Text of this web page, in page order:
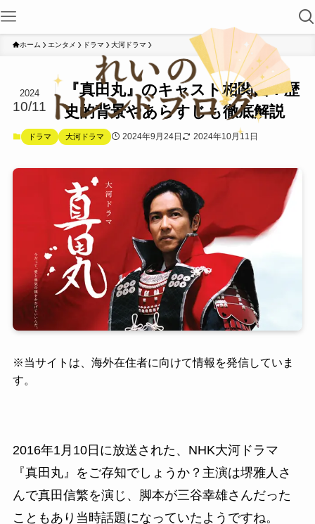
ホーム エンタメ ドラマ 大河ドラマ
『真田丸』のキャスト相関図！歴
史的背景やあらすじも徹底解説
2024
10/11
ドラマ 大河ドラマ 2024年9月24日 2024年10月11日
※当サイトは、海外在住者に向けて情報を発信していま
す。
2016年1月10日に放送された、NHK大河ドラマ
『真田丸』をご存知でしょうか？主演は堺雅人さ
んで真田信繁を演じ、脚本が三谷幸雄さんだった
こともあり当時話題になっていたようですね。